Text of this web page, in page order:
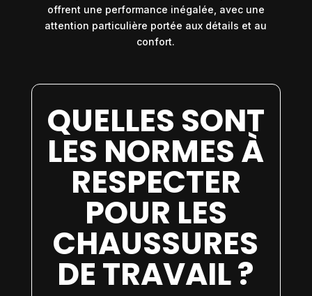
offrent une performance inégalée, avec une
attention particulière portée aux détails et au
confort.
QUELLES SONT
LES NORMES À
RESPECTER
POUR LES
CHAUSSURES
DE TRAVAIL ?